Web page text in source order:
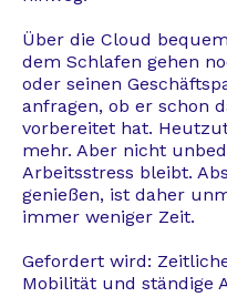
Über die Cloud
dem Schlafen gehen
oder seinen
anfragen, ob er schon
vorbereitet hat.
mehr. Aber nicht
Arbeitsstress bleibt.
genießen, ist daher
immer weniger Zeit.
Gefordert wird:
Mobilität und ständige